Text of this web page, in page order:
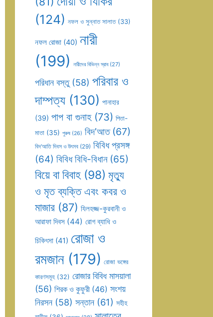
(124) নফল ও সুন্নাত সালাত(33)
নফল রোজা (40) নারী
(199) নারীদের বিভিন্ন স্রাব(27)
পরিধান বস্তু(58) পরিবার ও
দাম্পত্য (130) পানাহার
(39) পাপ বা গুনাহ(73) পিতা-
মাতা (35) পুরুষ (26) বিদ’আত(67)
বিদ’আতি দিবস ও উৎসব (29) বিবিধ প্রসঙ্গ
(64) বিবিধ বিধি-বিধান(65)
বিয়ে বা বিবাহ (98) মৃত্যু
ও মৃত ব্যক্তি এবং কবর ও
মাজার (87) যিলহজ্জ-কুরবানী ও
আরাফা দিবস (44) রোগ ব্যাধি ও
চিকিৎসা (41) রোজা ও
রমজান(179) রোজা ভঙ্গের
কারণসমূহ (32) রোজার বিবিধ মাসয়ালা
(56) শিরক ও কুফুরী (46) সংশয়
নিরসন (58) সন্তান (61) সহীহ